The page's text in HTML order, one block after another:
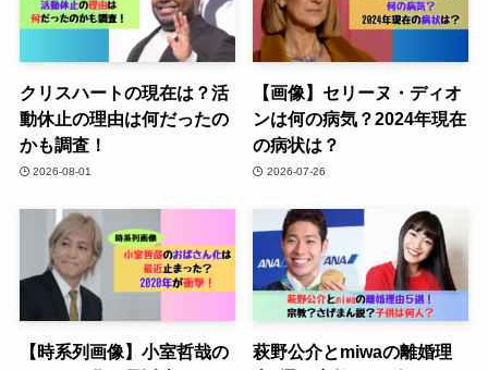
クリスハートの現在は？活
動休止の理由は何だったの
かも調査！
2026-08-01
【画像】セリーヌ・ディオ
ンは何の病気？2024年現在
の病状は？
2026-07-26
【時系列画像】小室哲哉の
萩野公介とmiwaの離婚理